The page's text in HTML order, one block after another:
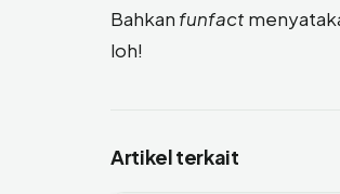
Bahkan funfact
loh!
Artikel terkait